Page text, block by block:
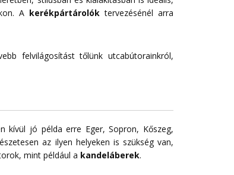
A kerékpártárolóktervezésénél arra
felvilágosítást tőlünk utcabútorainkról,
kívül jó példa erre Eger, Sopron, Kőszeg,
az ilyen helyeken is szükség van,
mint például a kandeláberek.